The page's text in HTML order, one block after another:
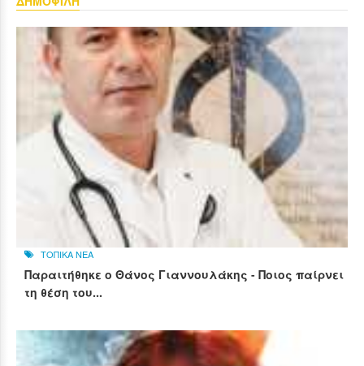
ΤΟΠΙΚΑ ΝΕΑ
Παραιτήθηκε ο Θάνος Γιαννουλάκης - Ποιος παίρνει
τη θέση του...